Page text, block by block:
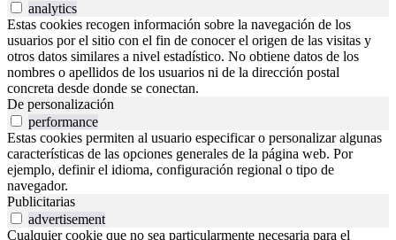
analytics
Estas cookies recogen información sobre la navegación de los
usuarios por el sitio con el fin de conocer el origen de las visitas y
otros datos similares a nivel estadístico. No obtiene datos de los
nombres o apellidos de los usuarios ni de la dirección postal
concreta desde donde se conectan.
De personalización
performance
Estas cookies permiten al usuario especificar o personalizar algunas
características de las opciones generales de la página web. Por
ejemplo, definir el idioma, configuración regional o tipo de
navegador.
Publicitarias
advertisement
Cualquier cookie que no sea particularmente necesaria para el